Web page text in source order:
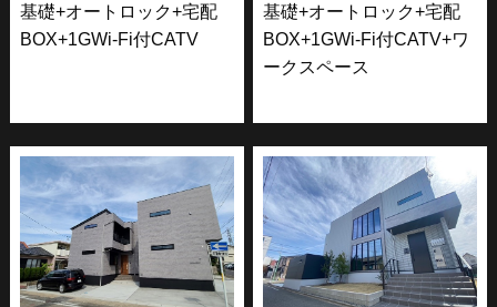
基礎+オートロック+宅配
BOX+1GWi-Fi付CATV
基礎+オートロック+宅配
BOX+1GWi-Fi付CATV+ワ
ークスペース